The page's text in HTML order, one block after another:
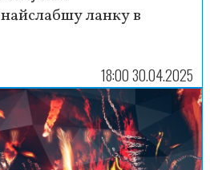
ланку в
18:00 30.04.2025